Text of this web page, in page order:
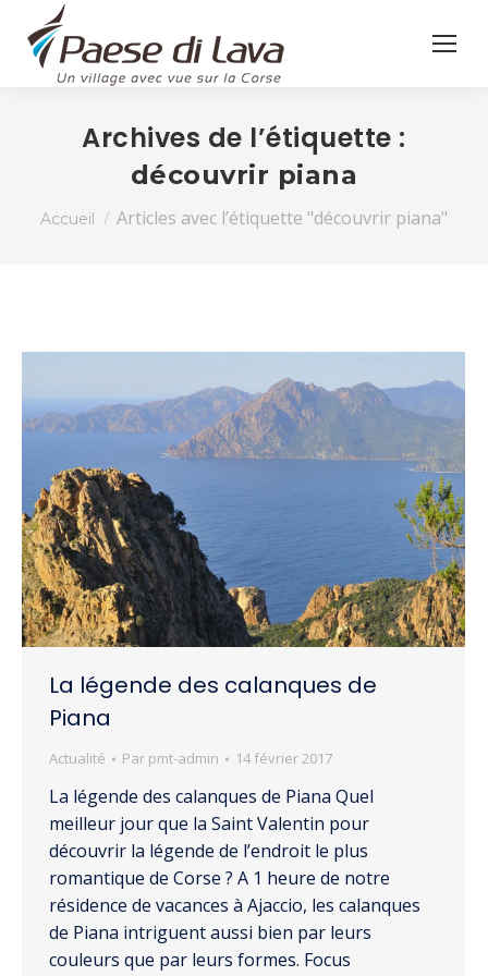
Archives de l’étiquette :
découvrir piana
Vous êtes ici :
Accueil Articles avec l’étiquette "découvrir piana"
La légende des calanques de
Piana
Actualité Par pmt-admin 14 février 2017
La légende des calanques de Piana Quel
meilleur jour que la Saint Valentin pour
découvrir la légende de l’endroit le plus
romantique de Corse ? A 1 heure de notre
résidence de vacances à Ajaccio, les calanques
de Piana intriguent aussi bien par leurs
couleurs que par leurs formes. Focus